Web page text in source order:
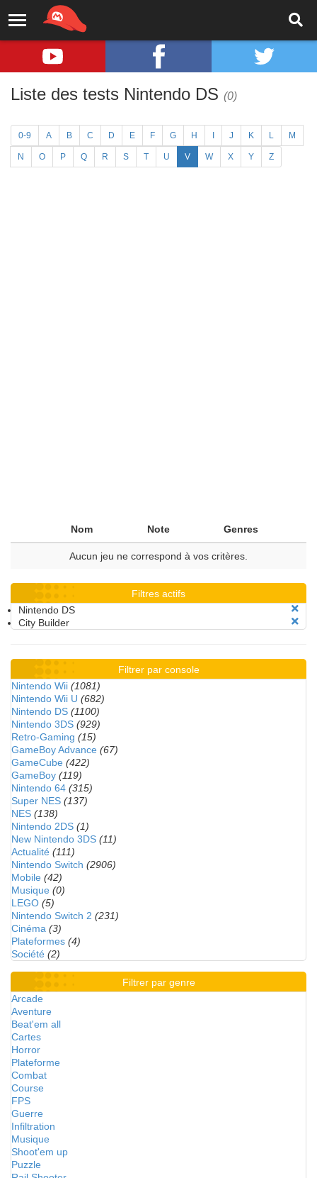
Liste des tests Nintendo DS (0)
0-9 A B C D E F G H J K L M
N O P Q R S T U V W X Y Z
Nom Note Genres
Aucun jeu ne correspond à vos critères.
Filtres actifs
Nintendo DS
City Builder
Filtrer par console
Nintendo Wii (1081)
Nintendo Wii U (682)
Nintendo DS (1100)
Nintendo 3DS (929)
Retro-Gaming (15)
GameBoy Advance (67)
GameCube (422)
GameBoy (119)
Nintendo 64 (315)
Super NES (137)
NES (138)
Nintendo 2DS (1)
New Nintendo 3DS (11)
Actualité (111)
Nintendo Switch (2906)
Mobile (42)
Musique (0)
LEGO (5)
Nintendo Switch 2 (231)
Cinéma (3)
Plateformes (4)
Société (2)
Filtrer par genre
Arcade
Aventure
Beat'em all
Cartes
Horror
Plateforme
Combat
Course
FPS
Guerre
Infiltration
Musique
Shoot'em up
Puzzle